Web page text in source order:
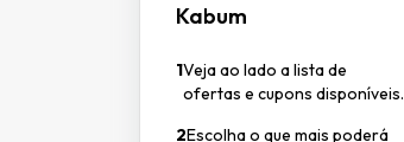
Kabum
1Veja ao lado a lista de
ofertas e cupons disponíveis.
2Escolha o que mais poderá